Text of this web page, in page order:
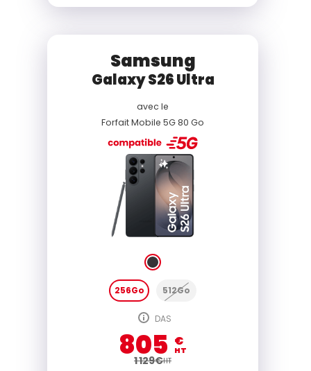
Samsung
Galaxy S26 Ultra
avec le
Forfait Mobile 5G 80 Go
256Go 512Go
DAS
805 €
HT
1 129€HT